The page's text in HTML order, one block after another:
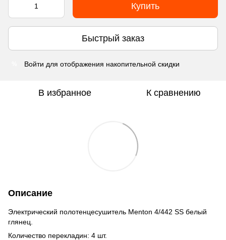
Купить
Быстрый заказ
Войти для отображения накопительной скидки
В избранное К сравнению
Описание
Электрический полотенцесушитель Menton 4/442 SS белый
глянец.
Количество перекладин: 4 шт.